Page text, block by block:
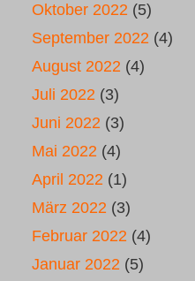
Oktober 2022 (5)
September 2022 (4)
August 2022 (4)
Juli 2022 (3)
Juni 2022 (3)
Mai 2022 (4)
April 2022 (1)
März 2022 (3)
Februar 2022 (4)
Januar 2022 (5)